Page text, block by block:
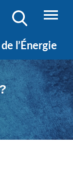
l’Énergie